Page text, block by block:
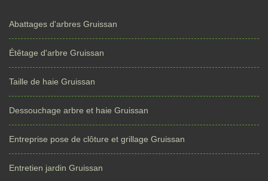
Abattages d'arbres Gruissan
Étêtage d'arbre Gruissan
Taille de haie Gruissan
Dessouchage arbre et haie Gruissan
Entreprise pose de clôture et grillage Gruissan
Entretien jardin Gruissan